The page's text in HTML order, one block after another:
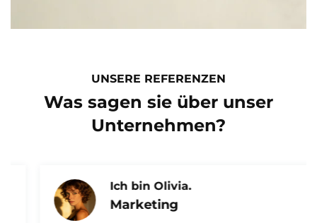
UNSERE REFERENZEN
Was sagen sie über unser
Unternehmen?
Ich bin Olivia.
Marketing